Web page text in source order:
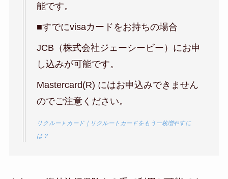
能です。
■すでにvisaカードをお持ちの場合
JCB（株式会社ジェーシービー）にお申
し込みが可能です。
Mastercard(R) にはお申込みできません
のでご注意ください。
リクルートカード｜リクルートカードをもう一枚増やすに
は？